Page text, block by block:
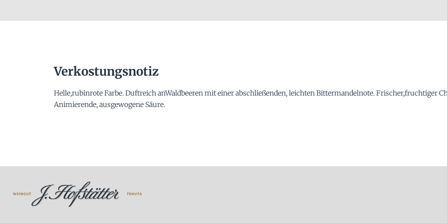
Verkostungsnotiz
Helle,rubinrote Farbe. Duftreich anWaldbeeren mit einer abschließenden, leichten Bittermandelnote. Frischer,fruchtiger
Animierende, ausgewogene Säure.